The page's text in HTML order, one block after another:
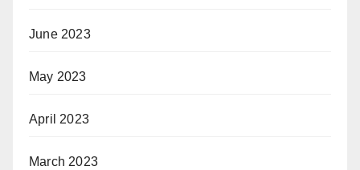
June 2023
May 2023
April 2023
March 2023